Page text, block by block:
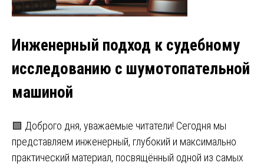
Инженерный подход к судебному
исследованию с шумотопательной
машиной
🟩 Доброго дня, уважаемые читатели! Сегодня мы
представляем инженерный, глубокий и максимально
практический материал, посвящённый одной из самых